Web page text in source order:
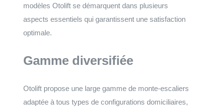
modèles Otolift se démarquent dans plusieurs
aspects essentiels qui garantissent une satisfaction
optimale.
Gamme diversifiée
Otolift propose une large gamme de monte-escaliers
adaptée à tous types de configurations domiciliaires,